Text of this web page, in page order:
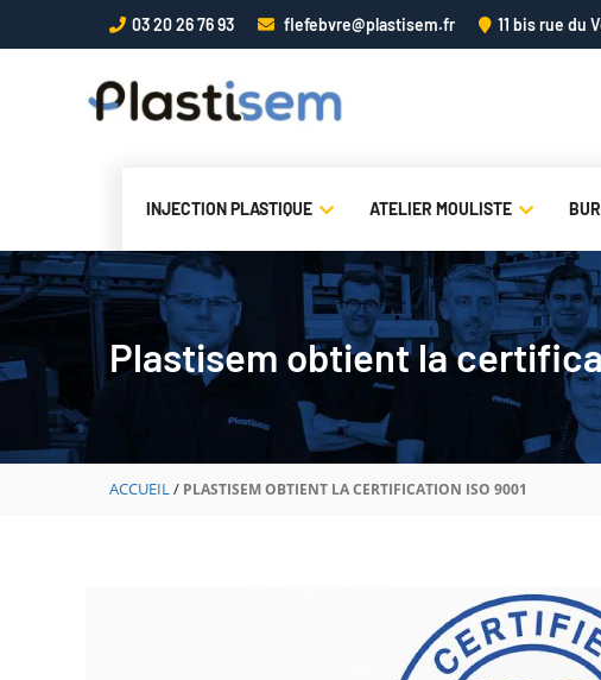
03 20 26 76 93 flefebvre@plastisem.fr 11 bis rue du
INJECTION PLASTIQUE ATELIER MOULISTE
Plastisem obtient la
ACCUEIL / PLASTISEM OBTIENT LA CERTIFICATION ISO 9001